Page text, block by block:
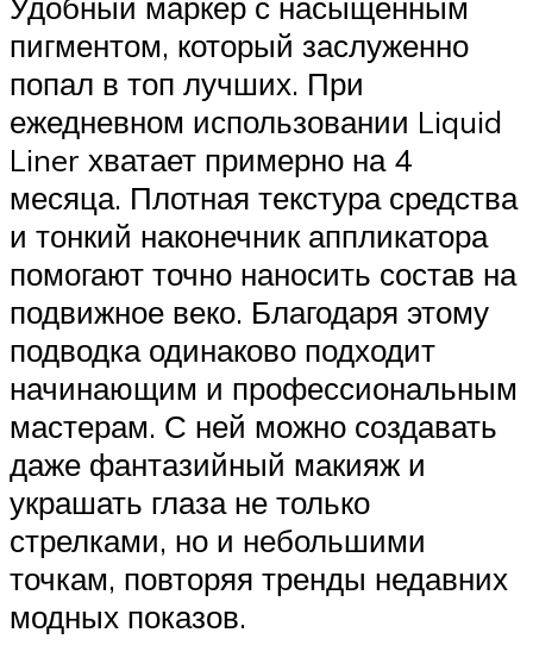
пигментом, который заслуженно
попал в топ лучших. При
ежедневном использовании Liquid
Liner хватает примерно на 4
месяца. Плотная текстура средства
и тонкий наконечник аппликатора
помогают точно наносить состав на
подвижное веко. Благодаря этому
подводка одинаково подходит
начинающим и профессиональным
мастерам. С ней можно создавать
даже фантазийный макияж и
украшать глаза не только
стрелками, но и небольшими
точкам, повторяя тренды недавних
модных показов.